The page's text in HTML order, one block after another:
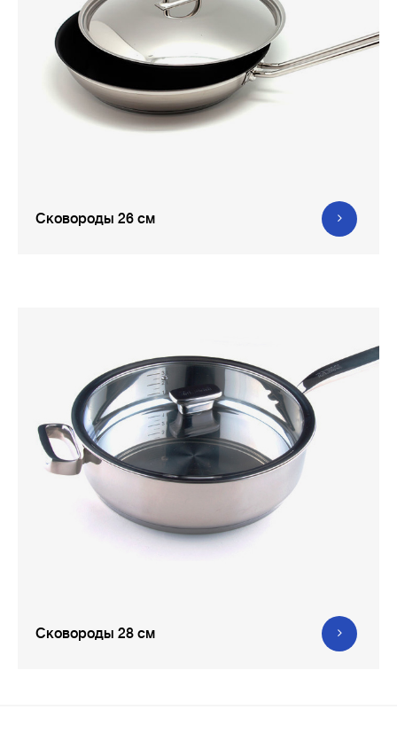
Сковороды 26 см
Сковороды 28 см